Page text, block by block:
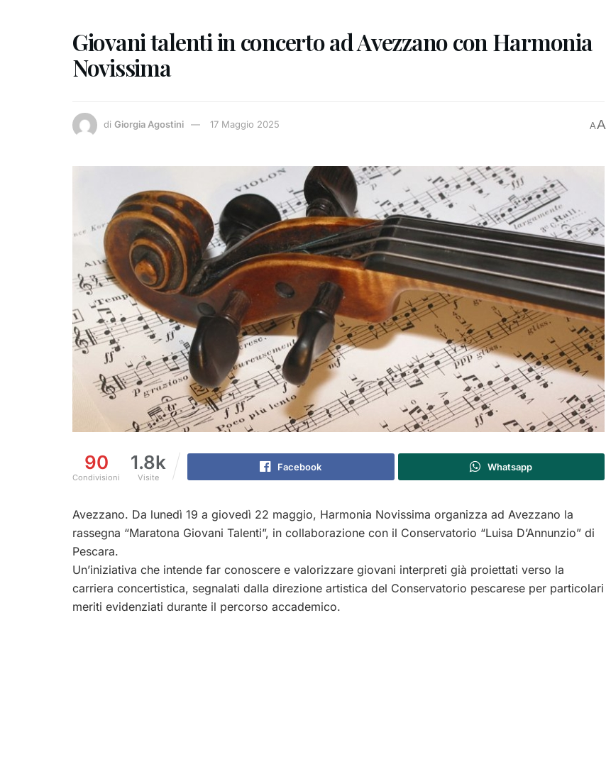
Giovani talenti in concerto ad Avezzano con Harmonia
Novissima
di Giorgia Agostini 17 Maggio 2025 AA
90
Condivisioni
1.8k
Visite
Facebook Whatsapp
Avezzano. Da lunedì 19 a giovedì 22 maggio, Harmonia Novissima organizza ad Avezzano la
rassegna “Maratona Giovani Talenti”, in collaborazione con il Conservatorio “Luisa D’Annunzio” di
Pescara.
Un’iniziativa che intende far conoscere e valorizzare giovani interpreti già proiettati verso la
carriera concertistica, segnalati dalla direzione artistica del Conservatorio pescarese per particolari
meriti evidenziati durante il percorso accademico.